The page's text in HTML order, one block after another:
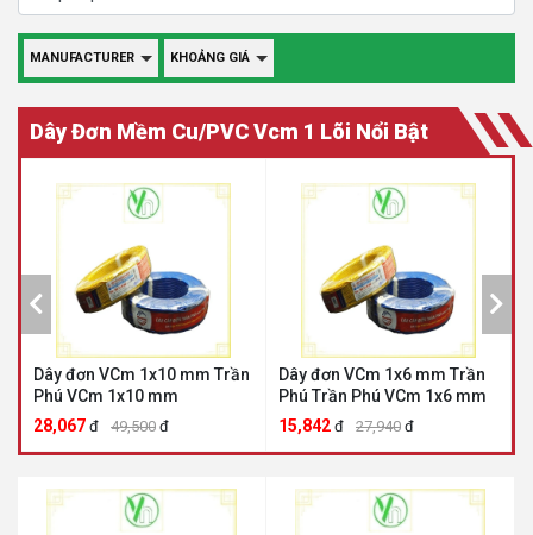
Dây Đơn Mềm Cu/PVC Vcm 1 Lõi Nổi Bật
VCm 1x10 mm Trần
1x10 mm
49,500 đ
Dây đơn VCm 1x6 mm Trần
Phú Trần Phú VCm 1x6 mm
27,940 đ
Dây
Trần Trần
MANUFACTURER KHOẢNG GIÁ